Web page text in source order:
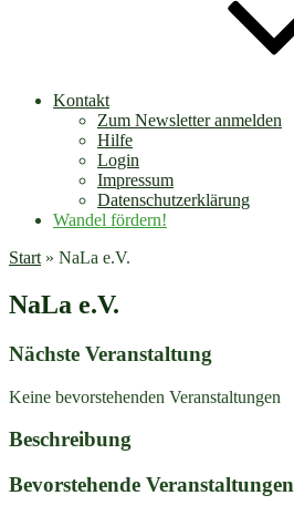
Kontakt
Zum Newsletter anmelden
Hilfe
Login
Impressum
Datenschutzerklärung
Wandel fördern!
Start » NaLa e.V.
NaLa e.V.
Nächste Veranstaltung
Keine bevorstehenden Veranstaltungen
Beschreibung
Bevorstehende Veranstaltungen